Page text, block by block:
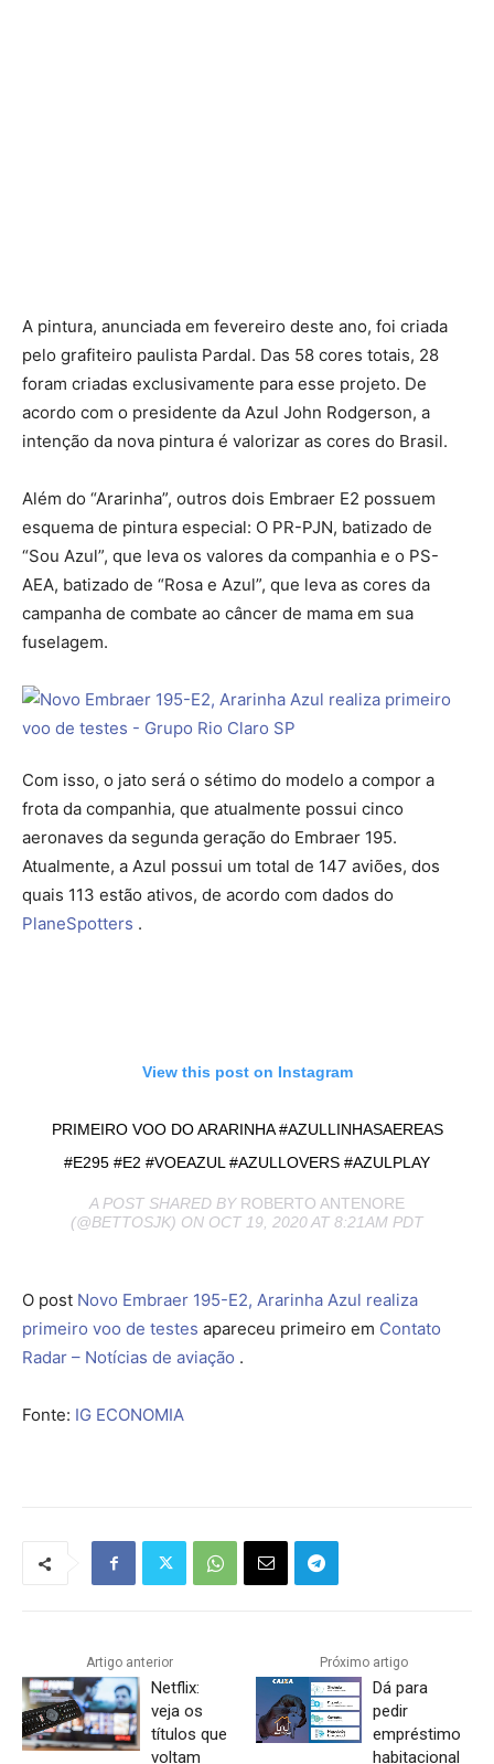
A pintura, anunciada em fevereiro deste ano, foi criada
pelo grafiteiro paulista Pardal. Das 58 cores totais, 28
foram criadas exclusivamente para esse projeto. De
acordo com o presidente da Azul John Rodgerson, a
intenção da nova pintura é valorizar as cores do Brasil.
Além do “Ararinha”, outros dois Embraer E2 possuem
esquema de pintura especial: O PR-PJN, batizado de
“Sou Azul”, que leva os valores da companhia e o PS-
AEA, batizado de “Rosa e Azul”, que leva as cores da
campanha de combate ao câncer de mama em sua
fuselagem.
Com isso, o jato será o sétimo do modelo a compor a
frota da companhia, que atualmente possui cinco
aeronaves da segunda geração do Embraer 195.
Atualmente, a Azul possui um total de 147 aviões, dos
quais 113 estão ativos, de acordo com dados do
PlaneSpotters .
View this post on Instagram
PRIMEIRO VOO DO ARARINHA #AZULLINHASAEREAS
#E295 #E2 #VOEAZUL #AZULLOVERS #AZULPLAY
A POST SHARED BY ROBERTO ANTENORE
(@BETTOSJK) ON OCT 19, 2020 AT 8:21AM PDT
O post Novo Embraer 195-E2, Ararinha Azul realiza
primeiro voo de testes apareceu primeiro em Contato
Radar – Notícias de aviação .
Fonte: IG ECONOMIA
Artigo anterior
Netflix:
veja os
títulos que
voltam
Próximo artigo
Dá para
pedir
empréstimo
habitacional